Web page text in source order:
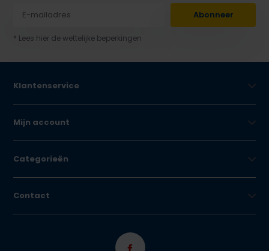
Abonneer
* Lees hier de wettelijke beperkingen
Klantenservice
Mijn account
Categorieën
Contact